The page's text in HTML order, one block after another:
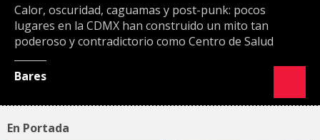
Calor, oscuridad, caguamas y post-punk: pocos
lugares en la CDMX han construido un mito tan
poderoso y contradictorio como Centro de Salud
Bares
En Portada